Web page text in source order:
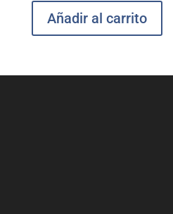
Añadir al carrito